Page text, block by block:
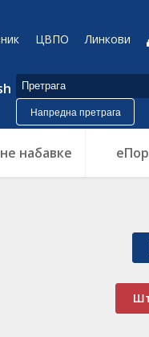
ЦВПО Линкови
Напредна претрага
набавке